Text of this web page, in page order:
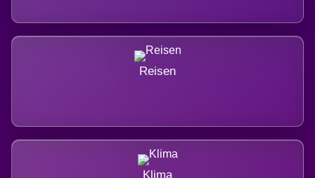
Reisen
Klima